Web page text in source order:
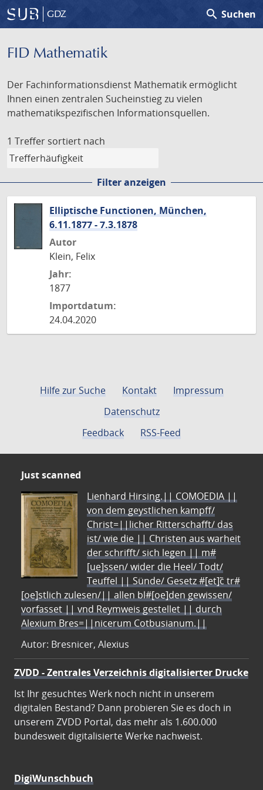
GDZ search Suchen
FID Mathematik
Der Fachinformationsdienst Mathematik ermöglicht
Ihnen einen zentralen Sucheinstieg zu vielen
mathematikspezifischen Informationsquellen.
1 Treffer sortiert nach
Filter anzeigen
Elliptische Functionen, München,
6.11.1877 - 7.3.1878
Autor
Klein, Felix
Jahr:
1877
Importdatum:
24.04.2020
Hilfe zur Suche Kontakt
Impressum
Datenschutz
Feedback
RSS-Feed
Just scanned
Lienhard Hirsing.|| COMOEDIA ||
von dem geystlichen kampff/
Christ=||licher Ritterschafft/ das
ist/ wie die || Christen aus warheit
der schrifft/ sich legen || m#
[ue]ssen/ wider die Heel/ Todt/
Teuffel || Sünde/ Gesetz #[et]c̃ tr#
[oe]stlich zulesen/|| allen bl#[oe]den gewissen/
vorfasset || vnd Reymweis gestellet || durch
Alexium Bres=||nicerum Cotbusianum.||
Autor: Bresnicer, Alexius
ZVDD - Zentrales Verzeichnis digitalisierter Drucke
Ist Ihr gesuchtes Werk noch nicht in unserem
digitalen Bestand? Dann probieren Sie es doch in
unserem ZVDD Portal, das mehr als 1.600.000
bundesweit digitalisierte Werke nachweist.
DigiWunschbuch